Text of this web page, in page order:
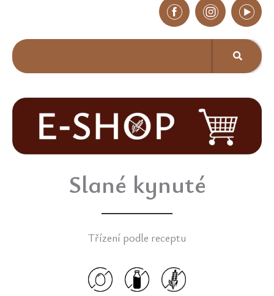
Slané kynuté
Třízení podle receptu